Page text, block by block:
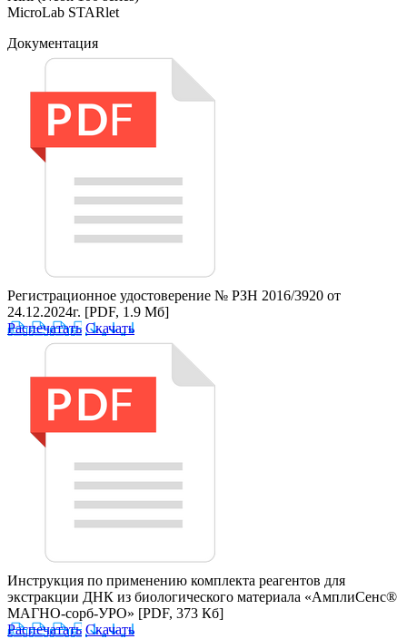
MicroLab STARlet
Документация
Регистрационное удостоверение № РЗН 2016/3920 от
24.12.2024г. [PDF, 1.9 Мб]
Распечатать Скачать
Инструкция по применению комплекта реагентов для
экстракции ДНК из биологического материала «АмплиСенс®
МАГНО-сорб-УРО» [PDF, 373 Кб]
Распечатать Скачать